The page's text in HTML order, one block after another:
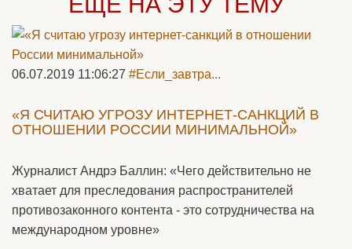
06.07.2019 11:06:27 #Если_завтра...
«Я СЧИТАЮ УГРОЗУ ИНТЕРНЕТ-САНКЦИЙ В
ОТНОШЕНИИ РОССИИ МИНИМАЛЬНОЙ»
Журналист Андрэ Баллин: «Чего действительно не
хватает для преследования распространителей
противозаконного контента - это сотрудничества на
международном уровне»